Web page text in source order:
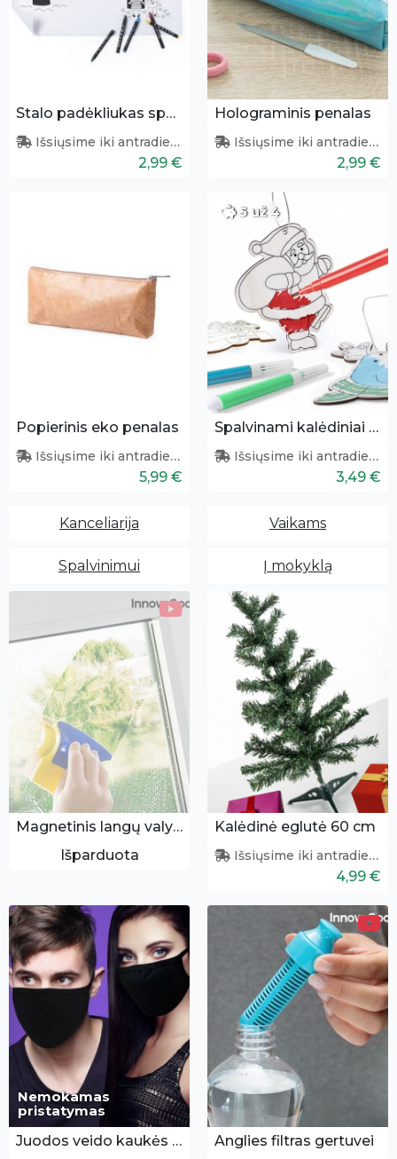
Stalo padėkliukas spalvinimui
Išsiųsime iki antradienio
2,99 €
Holograminis penalas
Išsiųsime iki antradienio
2,99 €
Popierinis eko penalas
Išsiųsime iki antradienio
5,99 €
5 už 4
Spalvinami kalėdiniai papuošimai 3 vnt.
Išsiųsime iki antradienio
3,49 €
Kanceliarija Vaikams
Spalvinimui Į mokyklą
Magnetinis langų valytuvas
Išparduota
Kalėdinė eglutė 60 cm
Išsiųsime iki antradienio
4,99 €
Nemokamas
pristatymas
Juodos veido kaukės 3 vnt.
Anglies filtras gertuvei